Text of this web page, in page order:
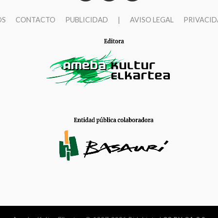
CONTACTO PUBLICIDAD | AVISO LEGAL